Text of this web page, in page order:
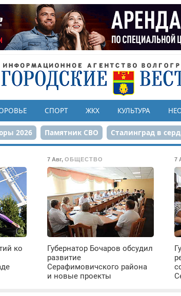
СПОРТ ЖКХ КУЛЬТУРА
2026 Памятник СВО Сталинград в
ЦПКиО 80-летие Победы Парк
ко
7 Авг,ОБЩЕСТВО
Губернатор Бочаров обсудил
развитие
Серафимовичского района
и новые проекты
7